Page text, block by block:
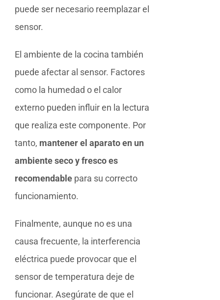
puede ser necesario reemplazar el
sensor.
El ambiente de la cocina también
puede afectar al sensor. Factores
como la humedad o el calor
externo pueden influir en la lectura
que realiza este componente. Por
tanto, mantener el aparato en un
ambiente seco y fresco es
recomendable para su correcto
funcionamiento.
Finalmente, aunque no es una
causa frecuente, la interferencia
eléctrica puede provocar que el
sensor de temperatura deje de
funcionar. Asegúrate de que el